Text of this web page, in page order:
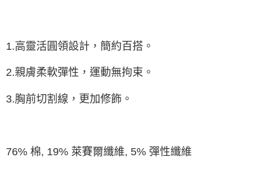
1.高靈活圓領設計，簡約百搭。
2.親膚柔軟彈性，運動無拘束。
3.胸前切割線，更加修飾。
76% 棉, 19% 萊賽爾纖維, 5% 彈性纖維